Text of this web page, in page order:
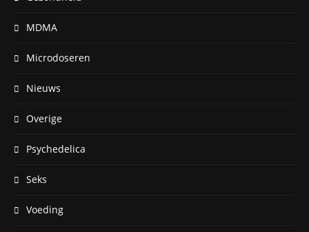
MDMA
Microdoseren
Nieuws
Overige
Psychedelica
Seks
Voeding